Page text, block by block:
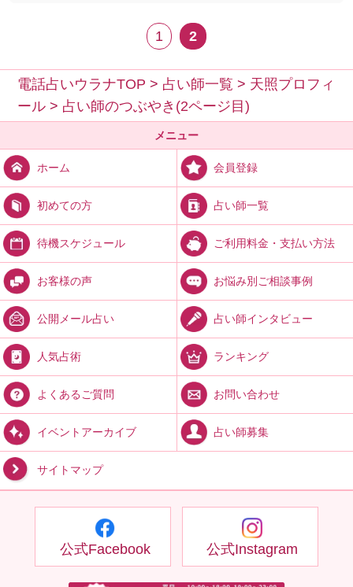
1 2
電話占いウラナTOP > 占い師一覧 > 天照プロフィ
ール > 占い師のつぶやき(2ページ目)
メニュー
ホーム 会員登録
初めての方 占い師一覧
待機スケジュール ご利用料金・支払い方法
お客様の声 お悩み別ご相談事例
公開メール占い 占い師インタビュー
人気占術 ランキング
よくあるご質問 お問い合わせ
イベントアーカイブ 占い師募集
サイトマップ
公式Facebook 公式Instagram